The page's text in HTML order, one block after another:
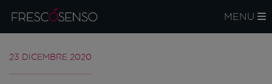
MENU
23 DICEMBRE 2020